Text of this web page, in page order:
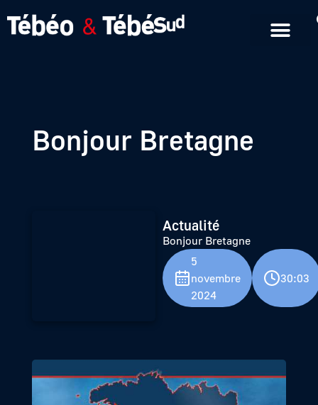
Bonjour Bretagne
Actualité
Bonjour Bretagne
5
novembre
2024
30:03